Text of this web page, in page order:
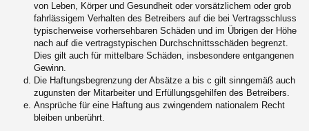
von Leben, Körper und Gesundheit oder vorsätzlichem oder grob
fahrlässigem Verhalten des Betreibers auf die bei Vertragsschluss
typischerweise vorhersehbaren Schäden und im Übrigen der Höhe
nach auf die vertragstypischen Durchschnittsschäden begrenzt.
Dies gilt auch für mittelbare Schäden, insbesondere entgangenen
Gewinn.
Die Haftungsbegrenzung der Absätze a bis c gilt sinngemäß auch
zugunsten der Mitarbeiter und Erfüllungsgehilfen des Betreibers.
Ansprüche für eine Haftung aus zwingendem nationalem Recht
bleiben unberührt.